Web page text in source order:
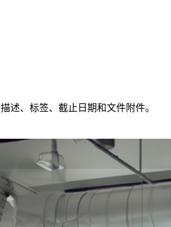
、标签、截止日期和文件附件。